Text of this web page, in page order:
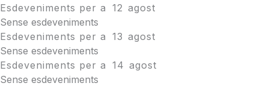
Esdeveniments per a 12 agost
Sense esdeveniments
Esdeveniments per a 13 agost
Sense esdeveniments
Esdeveniments per a 14 agost
Sense esdeveniments